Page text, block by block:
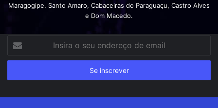
Maragogipe, Santo Amaro, Cabaceiras do Paraguaçu, Castro Alves
e Dom Macedo.
seu
de